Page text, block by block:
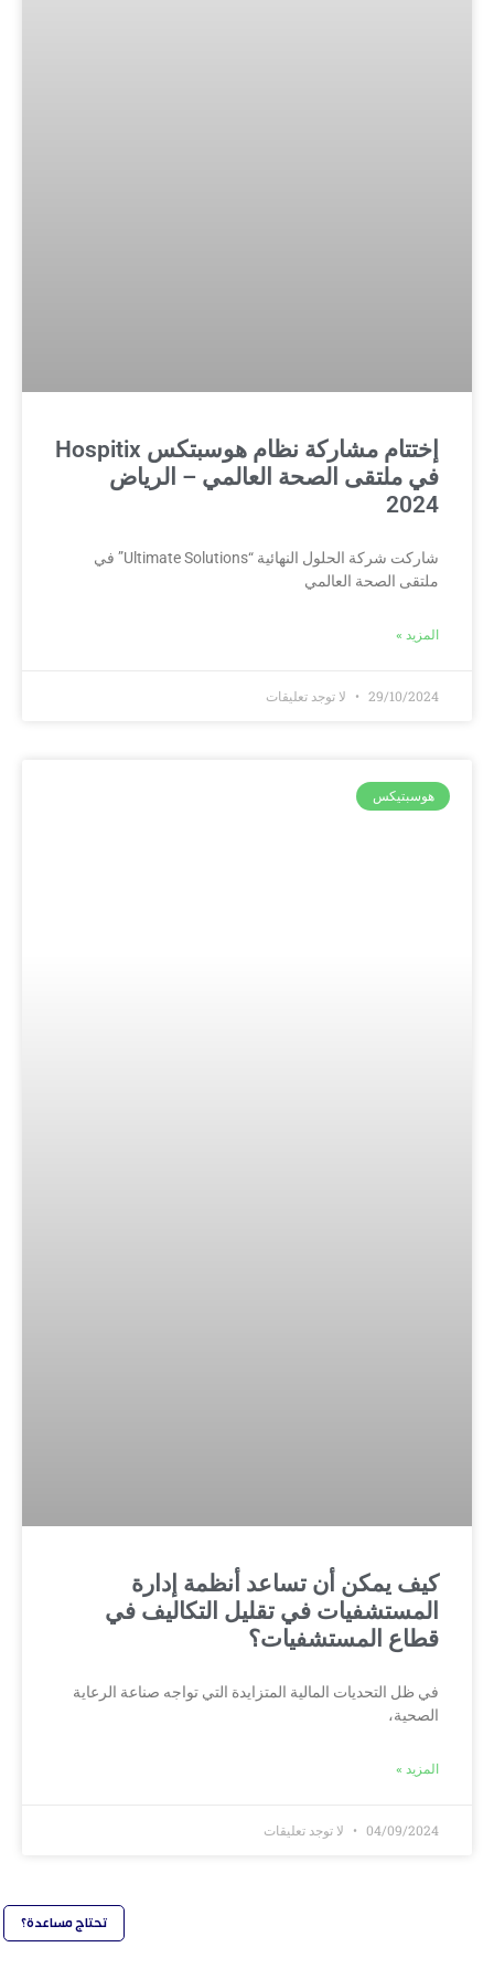
إختتام مشاركة نظام هوسبتكس Hospitix
في ملتقى الصحة العالمي – الرياض
2024
شاركت شركة الحلول النهائية “Ultimate Solutions” في
ملتقى الصحة العالمي
المزيد »
29/10/2024 لا توجد تعليقات
هوسبتيكس
كيف يمكن أن تساعد أنظمة إدارة
المستشفيات في تقليل التكاليف في
قطاع المستشفيات؟
في ظل التحديات المالية المتزايدة التي تواجه صناعة الرعاية
الصحية،
المزيد »
04/09/2024 لا توجد تعليقات
تحتاج مساعدة؟